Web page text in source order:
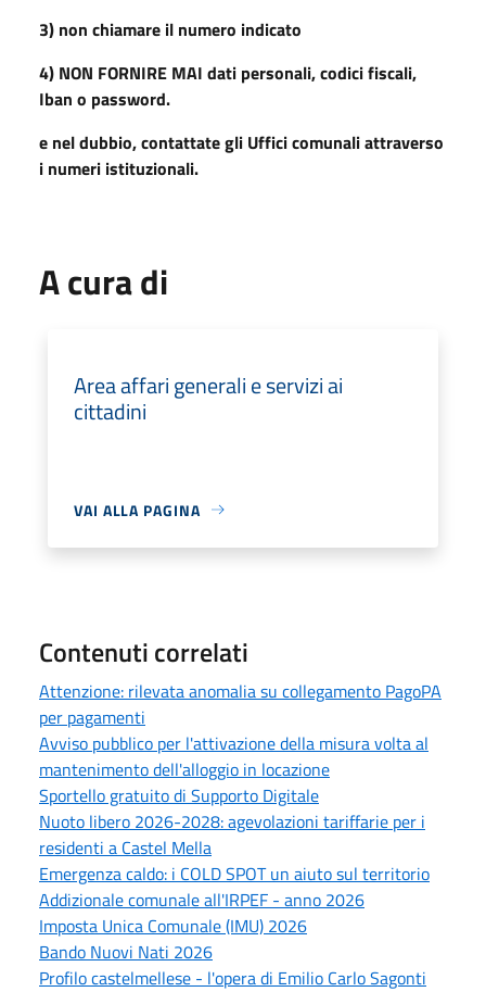
3) non chiamare il numero indicato
4) NON FORNIRE MAI dati personali, codici fiscali,
Iban o password.
e nel dubbio, contattate gli Uffici comunali attraverso
i numeri istituzionali.
A cura di
Area affari generali e servizi ai
cittadini
VAI ALLA PAGINA
Contenuti correlati
Attenzione: rilevata anomalia su collegamento PagoPA
per pagamenti
Avviso pubblico per l'attivazione della misura volta al
mantenimento dell'alloggio in locazione
Sportello gratuito di Supporto Digitale
Nuoto libero 2026-2028: agevolazioni tariffarie per i
residenti a Castel Mella
Emergenza caldo: i COLD SPOT un aiuto sul territorio
Addizionale comunale all'IRPEF - anno 2026
Imposta Unica Comunale (IMU) 2026
Bando Nuovi Nati 2026
Profilo castelmellese - l'opera di Emilio Carlo Sagonti